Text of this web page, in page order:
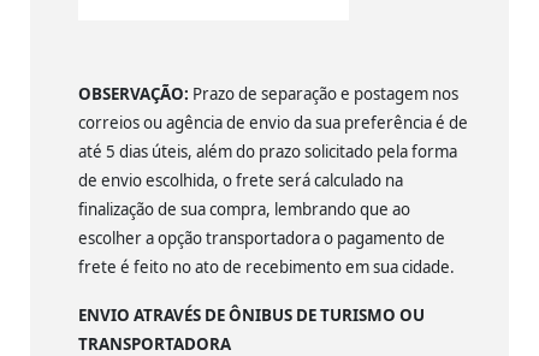
OBSERVAÇÃO: Prazo de separação e postagem nos
correios ou agência de envio da sua preferência é de
até 5 dias úteis, além do prazo solicitado pela forma
de envio escolhida, o frete será calculado na
finalização de sua compra, lembrando que ao
escolher a opção transportadora o pagamento de
frete é feito no ato de recebimento em sua cidade.
ENVIO ATRAVÉS DE ÔNIBUS DE TURISMO OU
TRANSPORTADORA